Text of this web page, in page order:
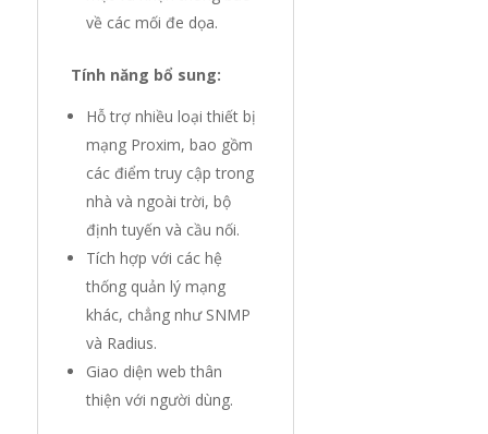
về các mối đe dọa.
Tính năng bổ sung:
Hỗ trợ nhiều loại thiết bị
mạng Proxim, bao gồm
các điểm truy cập trong
nhà và ngoài trời, bộ
định tuyến và cầu nối.
Tích hợp với các hệ
thống quản lý mạng
khác, chẳng như SNMP
và Radius.
Giao diện web thân
thiện với người dùng.